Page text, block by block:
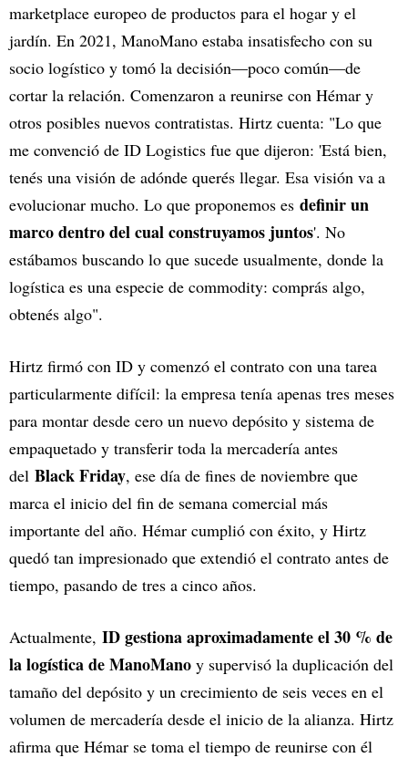
marketplace europeo de productos para el hogar y el
jardín. En 2021, ManoMano estaba insatisfecho con su
socio logístico y tomó la decisión—poco común—de
cortar la relación. Comenzaron a reunirse con Hémar y
otros posibles nuevos contratistas. Hirtz cuenta: "Lo que
me convenció de ID Logistics fue que dijeron: 'Está bien,
tenés una visión de adónde querés llegar. Esa visión va a
evolucionar mucho. Lo que proponemos es definir un
marco dentro del cual construyamos juntos'. No
estábamos buscando lo que sucede usualmente, donde la
logística es una especie de commodity: comprás algo,
obtenés algo".
Hirtz firmó con ID y comenzó el contrato con una tarea
particularmente difícil: la empresa tenía apenas tres meses
para montar desde cero un nuevo depósito y sistema de
empaquetado y transferir toda la mercadería antes
del Black Friday, ese día de fines de noviembre que
marca el inicio del fin de semana comercial más
importante del año. Hémar cumplió con éxito, y Hirtz
quedó tan impresionado que extendió el contrato antes de
tiempo, pasando de tres a cinco años.
Actualmente, ID gestiona aproximadamente el 30 % de
la logística de ManoMano y supervisó la duplicación del
tamaño del depósito y un crecimiento de seis veces en el
volumen de mercadería desde el inicio de la alianza. Hirtz
afirma que Hémar se toma el tiempo de reunirse con él